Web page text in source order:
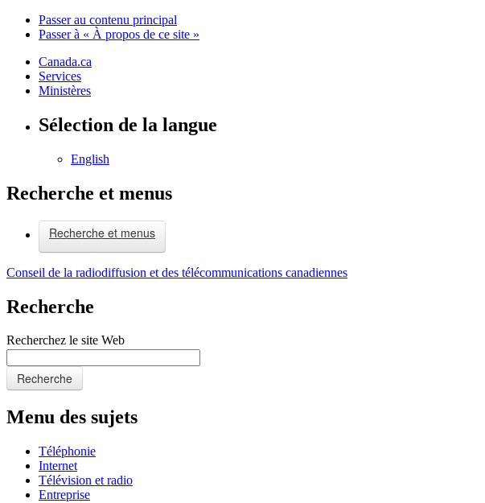
Passer au contenu principal
Passer à « À propos de ce site »
Canada.ca
Services
Ministères
Sélection de la langue
English
Recherche et menus
Recherche et menus
Conseil de la radiodiffusion et des télécommunications canadiennes
Recherche
Recherchez le site Web
Recherche
Menu des sujets
Téléphonie
Internet
Télévision et radio
Entreprise